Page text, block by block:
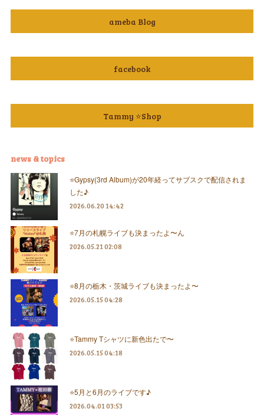
ameba Blog
facebook
Tammy ⭐️Shop
news & topics
⭐️Gypsy(3rd Album)が20年経ってサブスクで配信されま
した♪
2026.06.20 14:42
⭐️7月の札幌ライブも決まったよ〜ん
2026.05.21 02:08
⭐️8月の栃木・茨城ライブも決まったよ〜
2026.05.15 04:28
⭐️Tammy Tシャツに新色出たで〜
2026.05.15 04:18
⭐️5月と6月のライブです♪
2026.04.01 03:53